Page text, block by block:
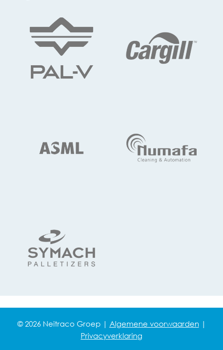
© 2026 Neitraco Groep | Algemene voorwaarden|
Privacyverklaring